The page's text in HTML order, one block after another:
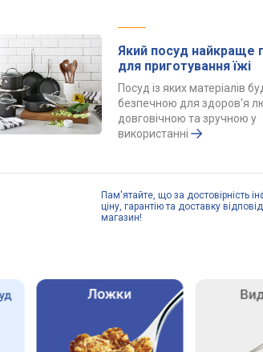
Який посуд найкраще
для приготування їжі
Посуд із яких матеріалів
безпечною для здоров'я
довговічною та зручною у
використанні
Пам'ятайте, що за достовірність
ціну, гарантію та доставку
магазин!